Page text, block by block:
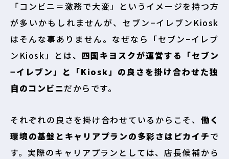
「コンビニ＝激務で大変」というイメージを持つ方
が多いかもしれませんが、セブン−イレブンKiosk
はそんな事ありません。なぜなら「セブン−イレブ
ンKiosk」とは、 四国キヨスクが運営する「セブン
−イレブン」と「Kiosk」の良さを掛け合わせた独
自のコンビニだからです。
それぞれの良さを掛け合わせているからこそ、 働く
環境の基盤とキャリアプランの多彩さはピカイチで
す。実際のキャリアプランとしては、店長候補から